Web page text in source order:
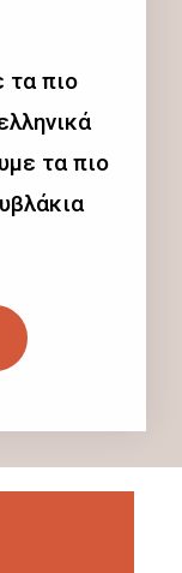
τα πιο
τα πιο